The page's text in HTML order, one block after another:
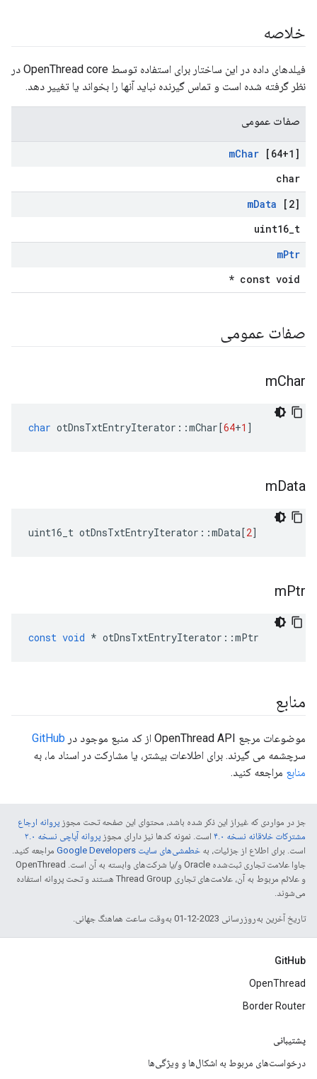
خلاصه
فیلدهای داده در این ساختار برای استفاده توسط OpenThread core در
نظر گرفته شده است و تماس گیرنده نباید آنها را بخواند یا تغییر دهد.
صفات عمومی
mChar [64+1]
char
mData [2]
uint16_t
mPtr
const void *
صفات عمومی
mChar
char otDnsTxtEntryIterator ::mChar[64+1 ]
mData
uint16_t otDnsTxtEntryIterator ::mData[2]
mPtr
const void * otDnsTxtEntryIterator ::mPtr
منابع
موضوعات مرجع OpenThread API از کد منبع موجود در
GitHub
سرچشمه می گیرند. برای اطلاعات بیشتر، یا مشارکت در اسناد ما، به
منابع مراجعه کنید.
جز در مواردی که غیراز این ذکر شده باشد، محتوای این صفحه تحت مجوز پروانه ارجاع
مشترکات خلاقانه نسخه ۴.۰
است. نمونه کدها نیز دارای مجوز پروانه آپاچی نسخه ۲.۰
است. برای اطلاع از جزئیات، به خطمشی‌های سایت Google Developers‏
مراجعه کنید.
جاوا علامت تجاری ثبت‌شده Oracle و/یا شرکت‌های وابسته به آن است. ‫OpenThread
و علائم مربوط به آن، علامت‌های تجاری Thread Group هستند و تحت پروانه استفاده
می‌شوند.
تاریخ آخرین به‌روزرسانی 2023-12-01 به‌وقت ساعت هماهنگ جهانی.
GitHub
OpenThread
Border Router
پشتیبانی
درخواست‌های مربوط به اشکال‌ها و ویژگی‌ها